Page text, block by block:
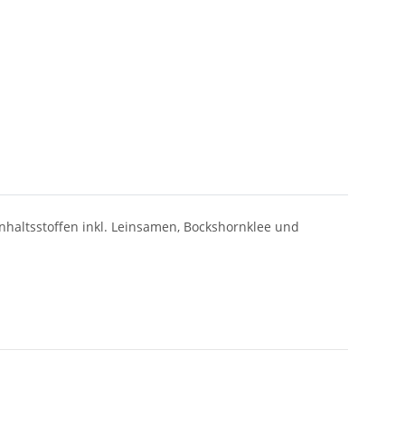
inkl. Leinsamen, Bockshornklee und